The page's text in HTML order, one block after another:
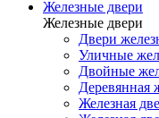
Железные двери
Железные двери
Двери
Уличные
Двойные
Деревянная
Железная